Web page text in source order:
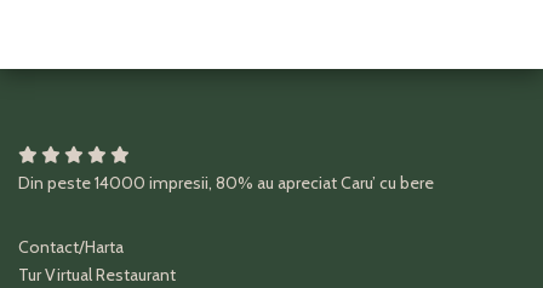
Din peste14000 impresii, 80% au apreciatCaru’ cu bere
Contact/Harta
Tur Virtual Restaurant